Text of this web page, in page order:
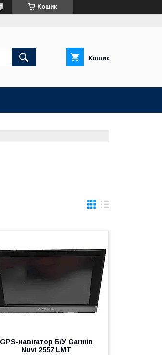
Кошик
Кошик
GPS-навігатор Б/У Garmin
Nuvi 2557 LMT